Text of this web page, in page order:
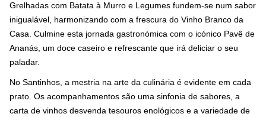
Grelhadas com Batata à Murro e Legumes fundem-se num sabor
inigualável, harmonizando com a frescura do Vinho Branco da
Casa. Culmine esta jornada gastronómica com o icónico Pavê de
Ananás, um doce caseiro e refrescante que irá deliciar o seu
paladar.
No Santinhos, a mestria na arte da culinária é evidente em cada
prato. Os acompanhamentos são uma sinfonia de sabores, a
carta de vinhos desvenda tesouros enológicos e a variedade de